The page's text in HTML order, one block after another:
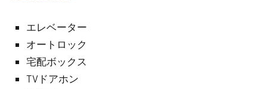
エレベーター
オートロック
宅配ボックス
TVドアホン